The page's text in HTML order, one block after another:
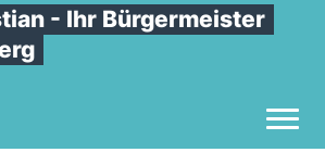
- Ihr Bürgermeister